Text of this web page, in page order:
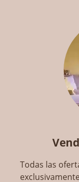
Todas las